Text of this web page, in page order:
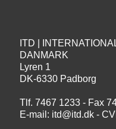
ITD |
DANMARK
Lyren 1
DK-6330 Padborg
Tlf. 7467 1233 - Fax
E-mail: itd@itd.dk-